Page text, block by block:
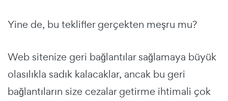
Yine de, bu teklifler gerçekten meşru mu?
Web sitenize geri bağlantılar sağlamaya büyük
olasılıkla sadık kalacaklar, ancak bu geri
bağlantıların size cezalar getirme ihtimali çok